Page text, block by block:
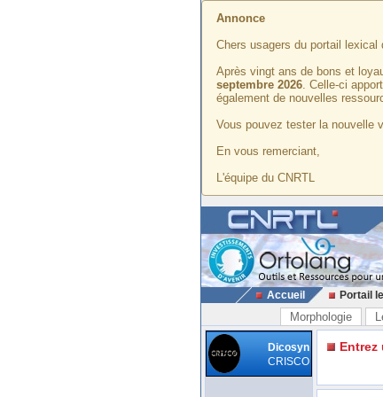
Annonce
Chers usagers du portail lexical
Après vingt ans de bons et
septembre 2026. Celle-ci
également de nouvelles
Vous pouvez tester la nouvelle
En vous remerciant,
L'équipe du CNRTL
Accueil Portail
Morphologie
Dicosyn
CRISCO
Entrez